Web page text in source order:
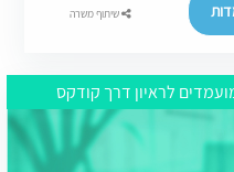
שיתוף משרה
לראיון דרך קודקס